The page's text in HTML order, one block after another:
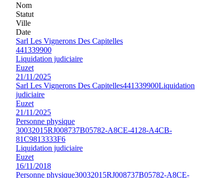
Nom
Statut
Ville
Date
Sarl Les Vignerons Des Capitelles
441339900
Liquidation judiciaire
Euzet
21/11/2025
Sarl Les Vignerons Des Capitelles441339900Liquidation
judiciaire
Euzet
21/11/2025
Personne physique
30032015RJ008737B05782-A8CE-4128-A4CB-
81C9813333F6
Liquidation judiciaire
Euzet
16/11/2018
Personne physique30032015RJ008737B05782-A8CE-